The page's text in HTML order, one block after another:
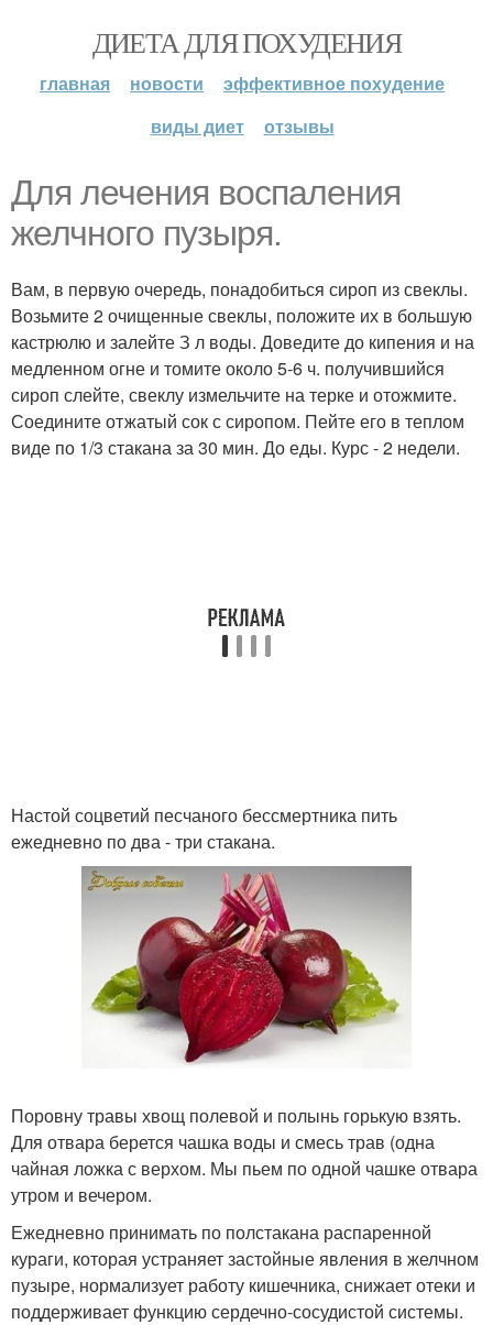
ДИЕТА ДЛЯ ПОХУДЕНИЯ
главная новости
эффективное похудение
виды диет
отзывы
Для лечения воспаления
желчного пузыря.
Вам, в первую очередь, понадобиться сироп из свеклы.
Возьмите 2 очищенные свеклы, положите их в большую
кастрюлю и залейте З л воды. Доведите до кипения и на
медленном огне и томите около 5-6 ч. получившийся
сироп слейте, свеклу измельчите на терке и отожмите.
Соедините отжатый сок с сиропом. Пейте его в теплом
виде по 1/3 стакана за 30 мин. До еды. Курс - 2 недели.
Настой соцветий песчаного бессмертника пить
ежедневно по два - три стакана.
Поровну травы хвощ полевой и полынь горькую взять.
Для отвара берется чашка воды и смесь трав (одна
чайная ложка с верхом. Мы пьем по одной чашке отвара
утром и вечером.
Ежедневно принимать по полстакана распаренной
кураги, которая устраняет застойные явления в желчном
пузыре, нормализует работу кишечника, снижает отеки и
поддерживает функцию сердечно-сосудистой системы.